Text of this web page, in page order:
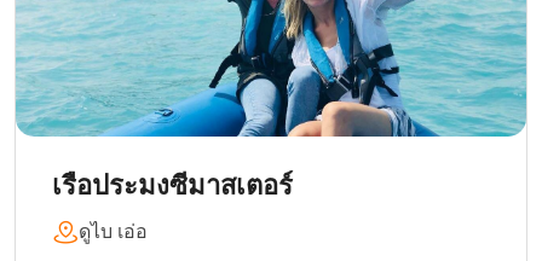
เรือประมงซีมาสเตอร์
ดูไบ เอ่อ